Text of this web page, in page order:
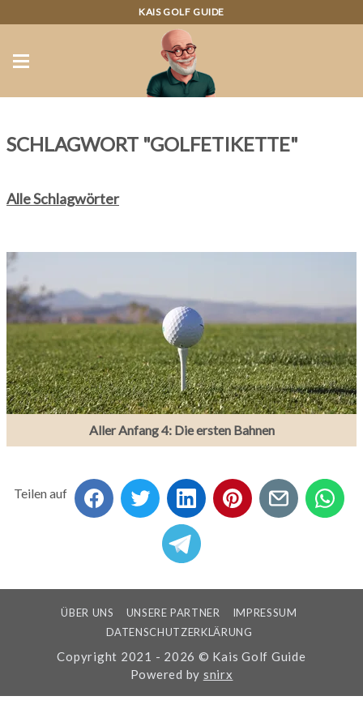
KAIS GOLF GUIDE
SCHLAGWORT "GOLFETIKETTE"
Alle Schlagwörter
Aller Anfang 4: Die ersten Bahnen
Teilen auf
ÜBER UNS UNSERE PARTNER
IMPRESSUM
DATENSCHUTZERKLÄRUNG
Copyright 2021 - 2026 © Kais Golf Guide
Powered by snirx